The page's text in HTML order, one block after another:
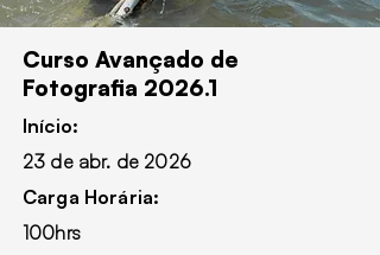
Curso Avançado de
Fotografia 2026.1
Início:
23 de abr. de 2026
Carga Horária:
100hrs